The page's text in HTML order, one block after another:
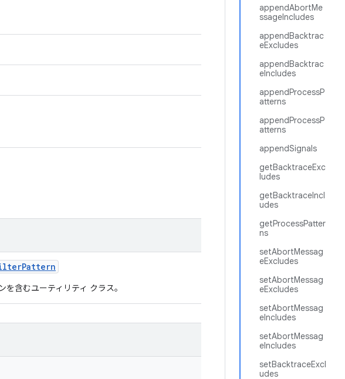
appendAbortMe
ssageIncludes
appendBacktrac
eExcludes
appendBacktrac
eIncludes
appendProcessP
atterns
appendProcessP
atterns
appendSignals
getBacktraceExc
ludes
getBacktraceIncl
udes
getProcessPatter
ns
setAbortMessag
eExcludes
setAbortMessag
eExcludes
setAbortMessag
eIncludes
setAbortMessag
eIncludes
setBacktraceExcl
udes
Pattern
を含むユーティリティ クラス。